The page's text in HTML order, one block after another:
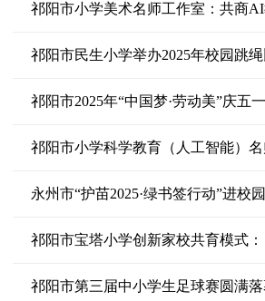
祁阳市小学美术名师工作室：共商
祁阳市民生小学举办2025年校园跳
祁阳市2025年“中国梦·劳动美”庆五
祁阳市小学科学教育（人工智能）
永州市“护苗2025·绿书签行动”进校
祁阳市宝塔小学创新家校共育模式
祁阳市第三届中小学生足球赛圆满落